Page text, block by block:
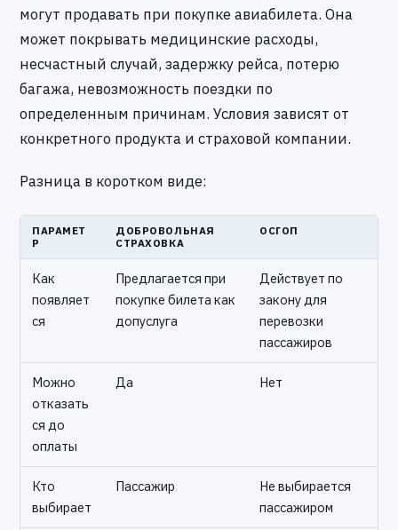
могут продавать при покупке авиабилета. Она
может покрывать медицинские расходы,
несчастный случай, задержку рейса, потерю
багажа, невозможность поездки по
определенным причинам. Условия зависят от
конкретного продукта и страховой компании.
Разница в коротком виде:
ПАРАМЕТ
Р
ДОБРОВОЛЬНАЯ
СТРАХОВКА
ОСГОП
Как
появляет
ся
Предлагается при
покупке билета как
допуслуга
Действует по
закону для
перевозки
пассажиров
Можно
отказать
ся до
оплаты
Да Нет
Кто
выбирает
Пассажир
Не выбирается
пассажиром